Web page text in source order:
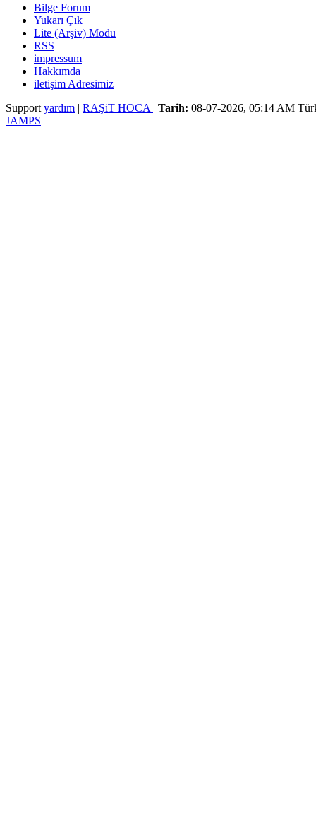
Bilge Forum
Yukarı Çık
Lite (Arşiv) Modu
RSS
impressum
Hakkımda
iletişim Adresimiz
Support yardım | RAŞiT HOCA | Tarih: 08-07-2026, 05:14 AM
JAMPS